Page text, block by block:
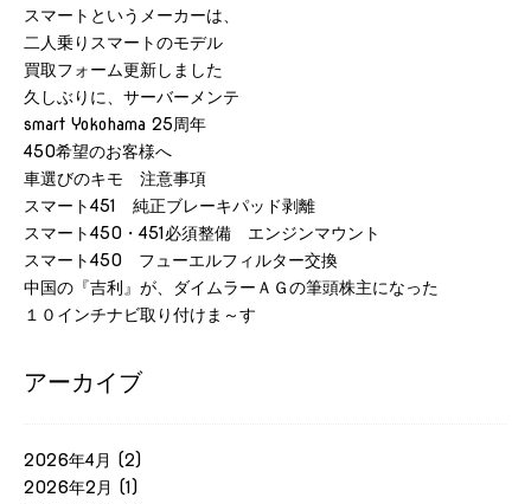
スマートというメーカーは、
二人乗りスマートのモデル
買取フォーム更新しました
久しぶりに、サーバーメンテ
smart Yokohama 25周年
450希望のお客様へ
車選びのキモ 注意事項
スマート451 純正ブレーキパッド剥離
スマート450・451必須整備 エンジンマウント
スマート450 フューエルフィルター交換
中国の『吉利』が、ダイムラーＡＧの筆頭株主になった
１０インチナビ取り付けま～す
アーカイブ
2026年4月 (2)
2026年2月 (1)